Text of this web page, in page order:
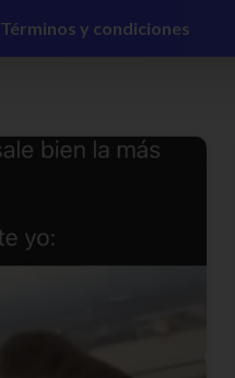
Términos y condiciones